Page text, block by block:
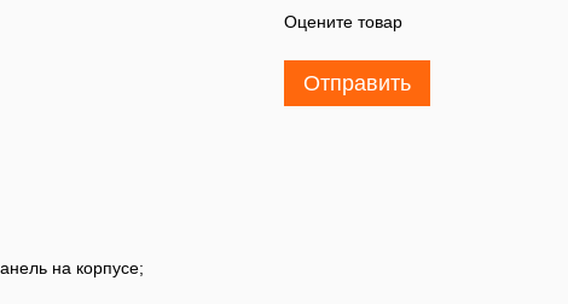
на корпусе;
Оцените товар
Отправить